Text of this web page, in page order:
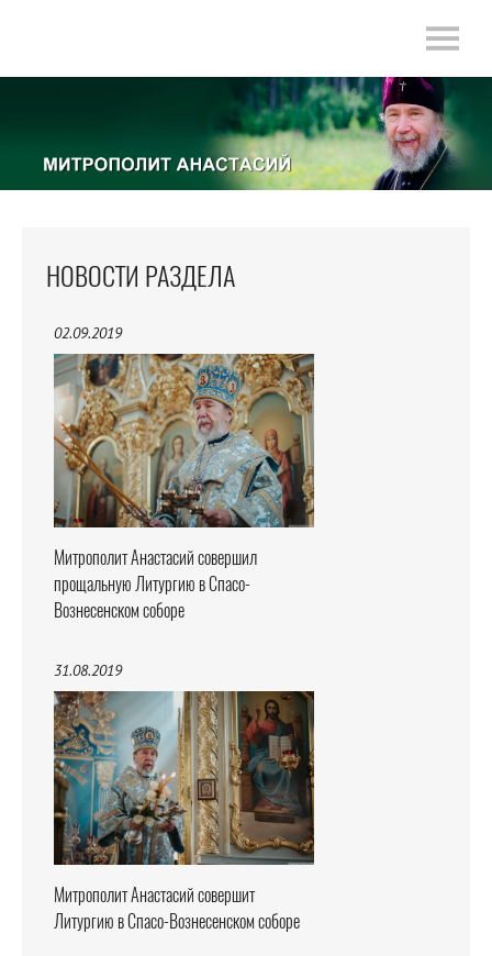
НОВОСТИ РАЗДЕЛА
02.09.2019
Митрополит Анастасий совершил
прощальную Литургию в Спасо-
Вознесенском соборе
31.08.2019
Митрополит Анастасий совершит
Литургию в Спасо-Вознесенском соборе